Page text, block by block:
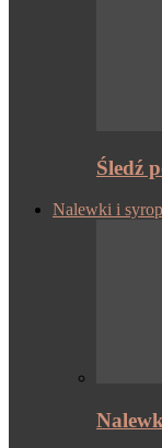
Śledź
Nalewki i